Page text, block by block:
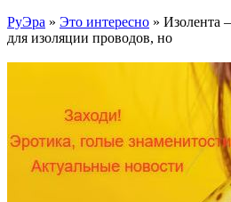
РуЭра » Это интересно » Изолента
для изоляции проводов, но